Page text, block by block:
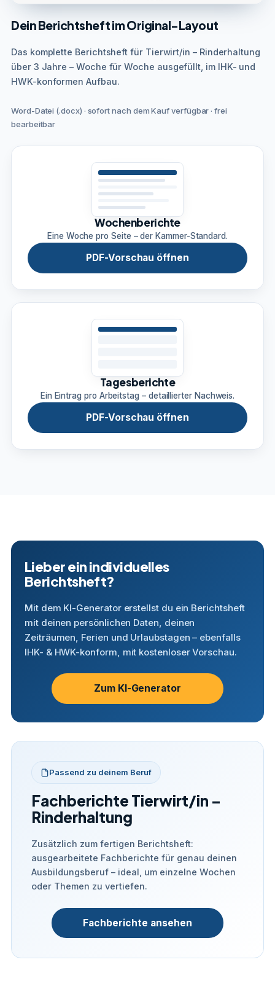
Dein Berichtsheft im Original-Layout
Das komplette Berichtsheft für Tierwirt/in – Rinderhaltung
über 3 Jahre – Woche für Woche ausgefüllt, im IHK- und
HWK-konformen Aufbau.
Word-Datei (.docx) · sofort nach dem Kauf verfügbar · frei
bearbeitbar
Wochenberichte
Eine Woche pro Seite – der Kammer-Standard.
PDF-Vorschau öffnen
Tagesberichte
Ein Eintrag pro Arbeitstag – detaillierter Nachweis.
PDF-Vorschau öffnen
Lieber ein individuelles
Berichtsheft?
Mit dem KI-Generator erstellst du ein Berichtsheft
mit deinen persönlichen Daten, deinen
Zeiträumen, Ferien und Urlaubstagen – ebenfalls
IHK- & HWK-konform, mit kostenloser Vorschau.
Zum KI-Generator
Passend zu deinem Beruf
Fachberichte Tierwirt/in –
Rinderhaltung
Zusätzlich zum fertigen Berichtsheft:
ausgearbeitete Fachberichte für genau deinen
Ausbildungsberuf – ideal, um einzelne Wochen
oder Themen zu vertiefen.
Fachberichte ansehen